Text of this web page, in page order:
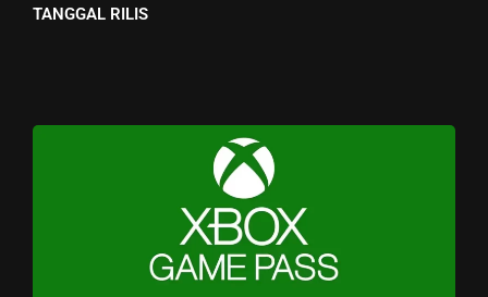
TANGGAL RILIS